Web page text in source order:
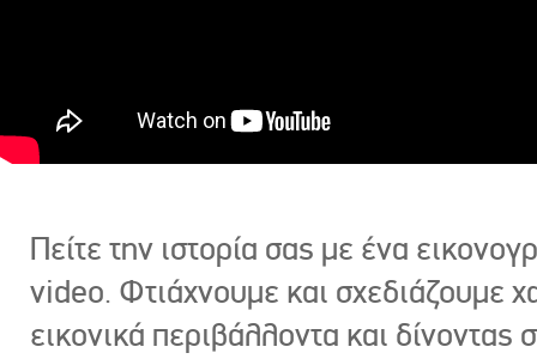
Πείτε την ιστορία σας με ένα
video. Φτιάχνουμε και σχεδιάζουμε
εικονικά περιβάλλοντα και δίνοντας